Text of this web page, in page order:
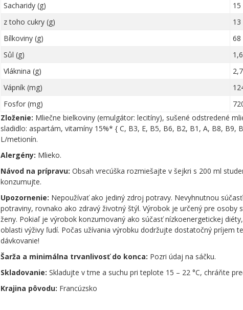
Sacharidy (g)
15
z toho cukry (g)
13
Bílkoviny (g)
68
Sůl (g)
1,6
Vláknina (g)
2,7
Vápník (mg)
Fosfor (mg)
Zloženie: Mliečne bielkoviny (emulgátor: lecitíny), sušené odstredené
sladidlo: aspartám, vitamíny 15%* { C, B3, E, B5, B6, B2, B1, A, B8,
L/metionín.
Alergény: Mlieko.
Návod na prípravu: Obsah vrecúška rozmiešajte v šejkri s 200 ml
konzumujte.
Upozornenie: Nepoužívať ako jediný zdroj potravy. Nevyhnutnou
potraviny, rovnako ako zdravý životný štýl. Výrobok je určený pre
ženy. Pokiaľ je výrobok konzumovaný ako súčasť nízkoenergetickej
oblasti výživy ľudí. Počas užívania výrobku dodržujte dostatočný príjem
dávkovanie!
Šarža a minimálna trvanlivosť do konca: Pozri údaj na sáčku.
Skladovanie: Skladujte v tme a suchu pri teplote 15 – 22 °C, chráňte
Krajina pôvodu: Francúzsko